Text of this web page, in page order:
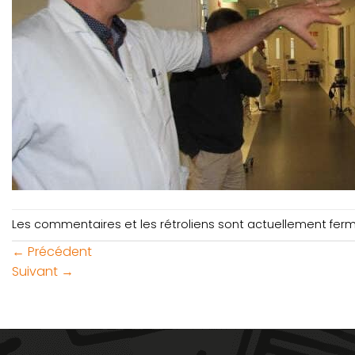
Les commentaires et les rétroliens sont actuellement
← Précédent
Suivant →